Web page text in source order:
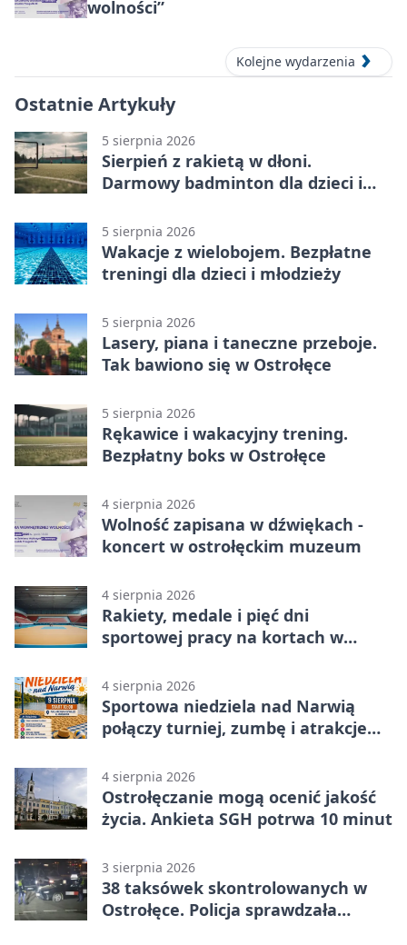
wolności”
Kolejne wydarzenia
Ostatnie Artykuły
5 sierpnia 2026
Sierpień z rakietą w dłoni.
Darmowy badminton dla dzieci i
5 sierpnia 2026
Wakacje z wielobojem. Bezpłatne
treningi dla dzieci i młodzieży
5 sierpnia 2026
Lasery, piana i taneczne przeboje.
Tak bawiono się w Ostrołęce
5 sierpnia 2026
Rękawice i wakacyjny trening.
Bezpłatny boks w Ostrołęce
4 sierpnia 2026
Wolność zapisana w dźwiękach -
koncert w ostrołęckim muzeum
4 sierpnia 2026
Rakiety, medale i pięć dni
sportowej pracy na kortach w
4 sierpnia 2026
Sportowa niedziela nad Narwią
połączy turniej, zumbę i atrakcje
4 sierpnia 2026
Ostrołęczanie mogą ocenić jakość
życia. Ankieta SGH potrwa 10 minut
3 sierpnia 2026
38 taksówek skontrolowanych w
Ostrołęce. Policja sprawdzała